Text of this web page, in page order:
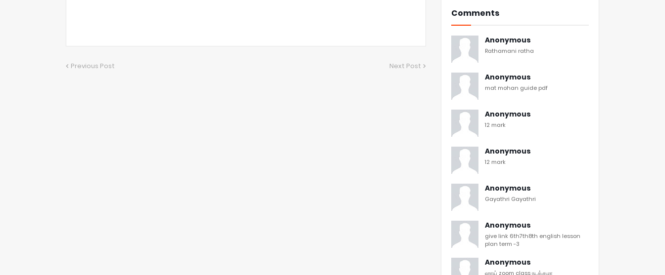
Previous Post Next Post
Comments
Anonymous
Rathamani ratha
Anonymous
mat mohan guide pdf
Anonymous
12 mark
Anonymous
12 mark
Anonymous
Gayathri Gayathri
Anonymous
give link 6th7th8th english lesson
plan term -3
Anonymous
ஹாய் zoom class நடக்குமா